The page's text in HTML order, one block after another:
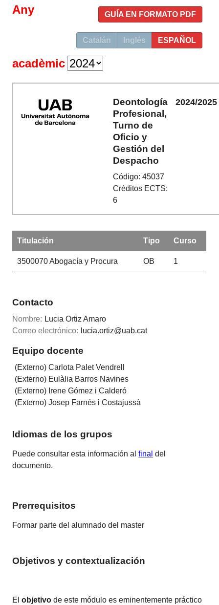
GUÍA EN FORMATO PDF
Catalán Inglés ESPAÑOL
Any
acadèmic
Deontología
Profesional,
Turno de
Oficio y
Gestión del
Despacho
Código: 45037
Créditos ECTS:
6
2024/2025
Titulación Tipo Curso
3500070Abogacía y Procura OB 1
Contacto
Nombre: Lucia Ortiz Amaro
Correo electrónico:
lucia.ortiz@uab.cat
Equipo docente
(Externo) Carlota Palet Vendrell
(Externo) Eulàlia Barros Navines
(Externo) Irene Gómez i Calderó
(Externo) Josep Farnés i Costajussà
Idiomas de los grupos
Puede consultar esta información alfinal del
documento.
Prerrequisitos
Formar parte del alumnado del master
Objetivos y contextualización
Elobjetivo de este módulo es eminentemente práctico